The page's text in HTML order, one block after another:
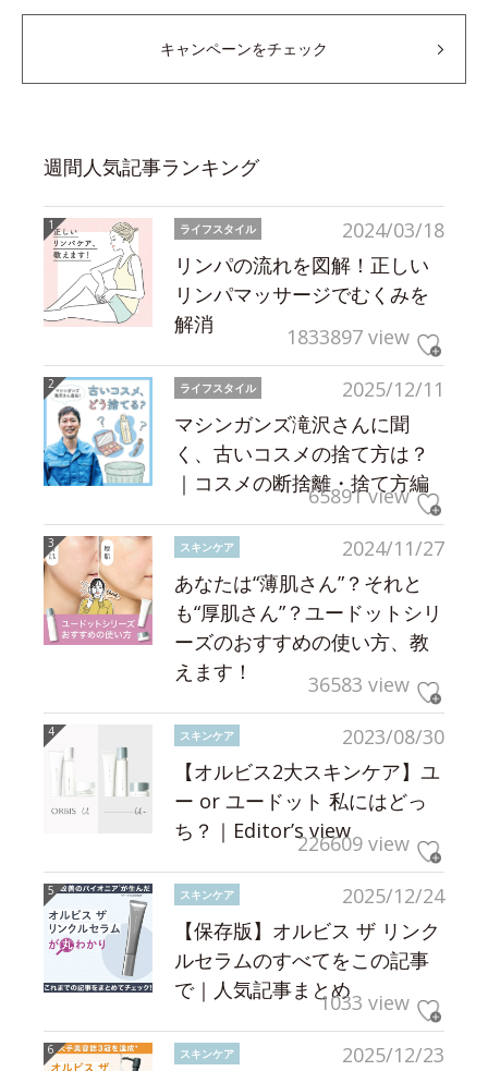
キャンペーンをチェック
週間人気記事ランキング
2024/03/18
ライフスタイル
リンパの流れを図解！正しい
リンパマッサージでむくみを
解消
1833897 view
2025/12/11
ライフスタイル
マシンガンズ滝沢さんに聞
く、古いコスメの捨て方は？
｜コスメの断捨離・捨て方編
65891 view
2024/11/27
スキンケア
あなたは“薄肌さん”？それと
も“厚肌さん”？ユードットシリ
ーズのおすすめの使い方、教
えます！
36583 view
2023/08/30
スキンケア
【オルビス2大スキンケア】ユ
ー or ユードット 私にはどっ
ち？｜Editor’s view226609 view
2025/12/24
スキンケア
【保存版】オルビス ザ リンク
ルセラムのすべてをこの記事
で｜人気記事まとめ1033 view
2025/12/23
スキンケア